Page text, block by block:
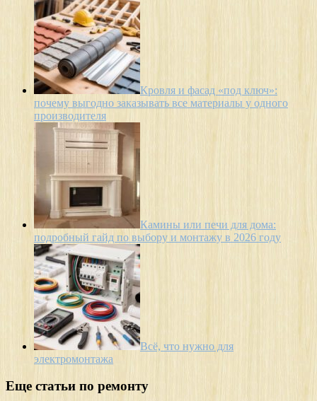
Кровля и фасад «под ключ»:
почему выгодно заказывать все материалы у одного
производителя
Камины или печи для дома:
подробный гайд по выбору и монтажу в 2026 году
Всё, что нужно для
электромонтажа
Еще статьи по ремонту